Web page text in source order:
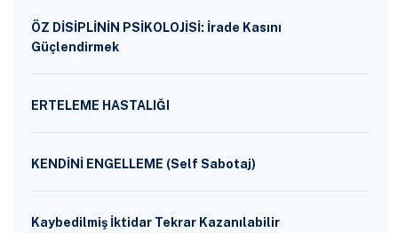
ÖZ DİSİPLİNİN PSİKOLOJİSİ: İrade Kasını
Güçlendirmek
ERTELEME HASTALIĞI
KENDİNİ ENGELLEME (Self Sabotaj)
Kaybedilmiş İktidar Tekrar Kazanılabilir